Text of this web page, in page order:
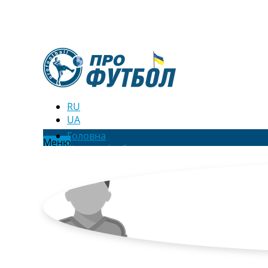
RU
UA
МенюГоловна
Новини футболу
Футбольні трансфери
Останні коментарі
Конкурс прогнозів
Логін
Рейтінги